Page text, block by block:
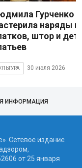
Гурченко
наряды
штор и
30 июля 2026
ИНФОРМАЦИЯ
Сетевое издание
от 25 января